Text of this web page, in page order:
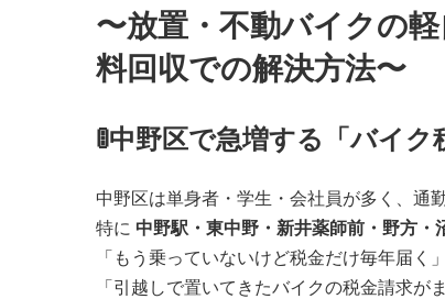
〜放置・不動バイクの
料回収での解決方法〜
🚦中野区で急増する「バイ
中野区は単身者・学生・会社員が多く、通
特に 中野駅・東中野・新井薬師前・野方・
「もう乗っていないけど税金だけ毎年届く」
「引越しで置いてきたバイクの税金請求が